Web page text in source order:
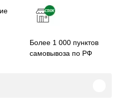
Более 1 000 пунктов
самовывоза по РФ